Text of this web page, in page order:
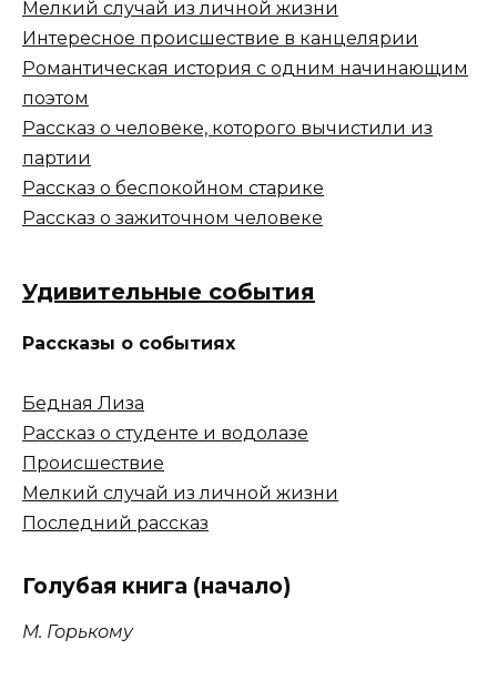
Мелкий случай из личной жизни
Интересное происшествие в канцелярии
Романтическая история с одним начинающим
поэтом
Рассказ о человеке, которого вычистили из
партии
Рассказ о беспокойном старике
Рассказ о зажиточном человеке
Удивительные события
Рассказы о событиях
Бедная Лиза
Рассказ о студенте и водолазе
Происшествие
Мелкий случай из личной жизни
Последний рассказ
Голубая книга (начало)
М. Горькому